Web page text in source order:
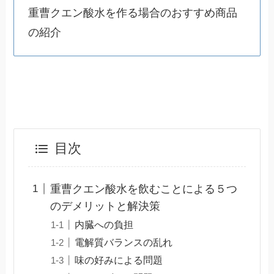
重曹クエン酸水を作る場合のおすすめ商品
の紹介
目次
重曹クエン酸水を飲むことによる５つ
のデメリットと解決策
内臓への負担
電解質バランスの乱れ
味の好みによる問題